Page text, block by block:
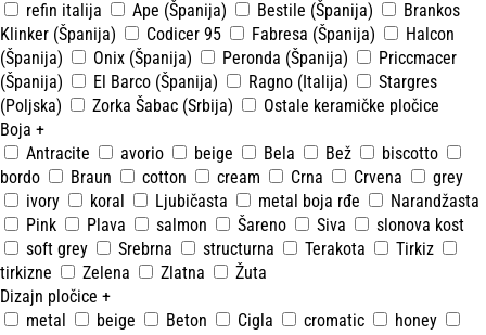
refin italija
Ape (Španija) Bestile (Španija)
Brankos
Klinker (Španija)
Codicer 95 Fabresa (Španija)
Halcon
(Španija)
Onix (Španija) Peronda (Španija)
Priccmacer
(Španija)
El Barco (Španija) Ragno (Italija)
Stargres
(Poljska)
Zorka Šabac (Srbija)
Ostale keramičke pločice
Boja +
Antracite
avorio beige Bela Bež
biscotto
bordo
Braun cotton cream Crna Crvena
grey
ivory
koral Ljubičasta metal boja rđe
Narandžasta
Pink
Plava salmon Šareno Siva
slonova kost
soft grey
Srebrna structurna Terakota
Tirkiz
tirkizne
Zelena Zlatna
Žuta
Dizajn pločice +
metal
beige Beton Cigla cromatic
honey